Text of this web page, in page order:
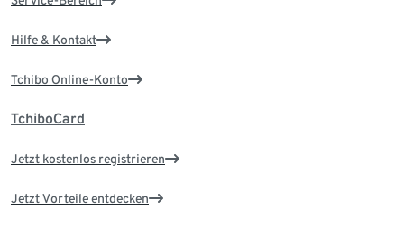
Hilfe & Kontakt
Tchibo Online-Konto
TchiboCard
Jetzt kostenlos registrieren
Jetzt Vorteile entdecken